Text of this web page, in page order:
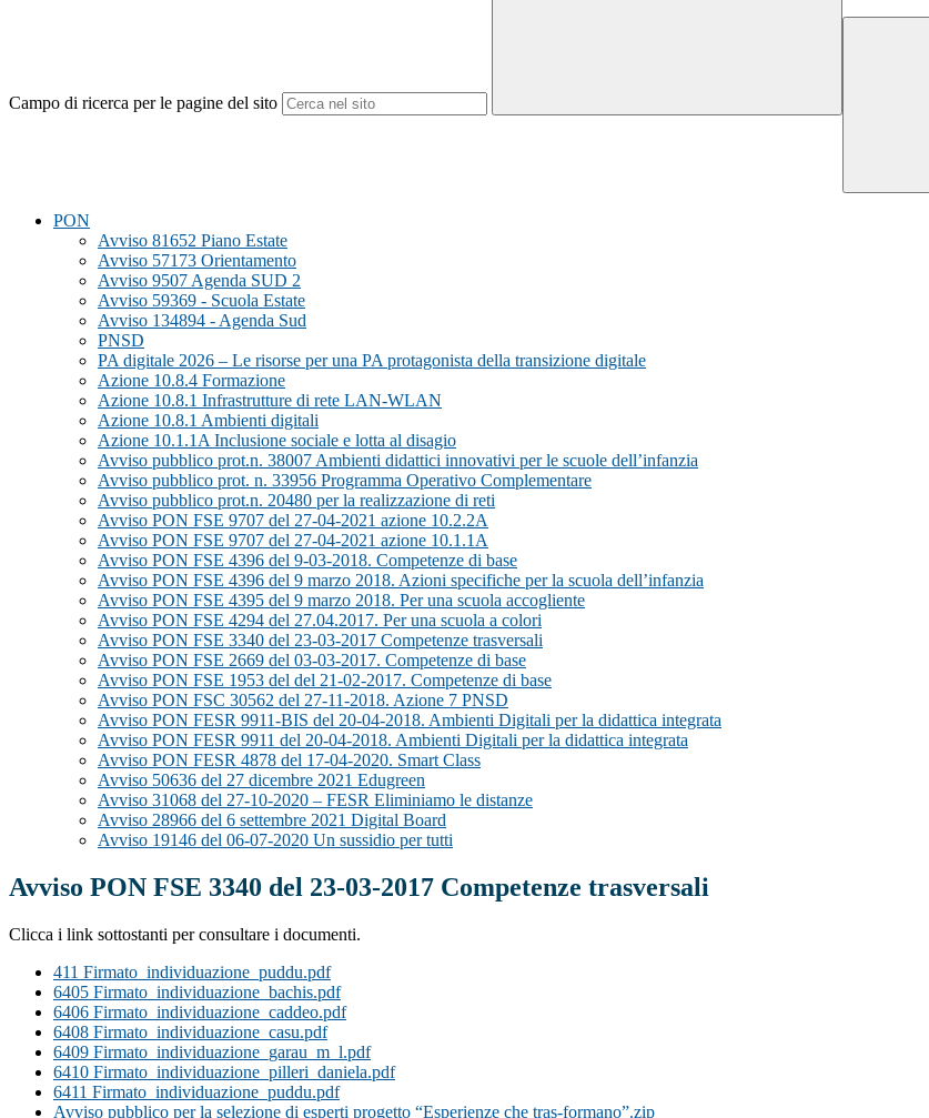
Campo di ricerca per le pagine del sito
PON
Avviso 81652 Piano Estate
Avviso 57173 Orientamento
Avviso 9507 Agenda SUD 2
Avviso 59369 - Scuola Estate
Avviso 134894 - Agenda Sud
PNSD
PA digitale 2026 – Le risorse per una PA protagonista della transizione digitale
Azione 10.8.4 Formazione
Azione 10.8.1 Infrastrutture di rete LAN-WLAN
Azione 10.8.1 Ambienti digitali
Azione 10.1.1A Inclusione sociale e lotta al disagio
Avviso pubblico prot.n. 38007 Ambienti didattici innovativi per le scuole dell’infanzia
Avviso pubblico prot. n. 33956 Programma Operativo Complementare
Avviso pubblico prot.n. 20480 per la realizzazione di reti
Avviso PON FSE 9707 del 27-04-2021 azione 10.2.2A
Avviso PON FSE 9707 del 27-04-2021 azione 10.1.1A
Avviso PON FSE 4396 del 9-03-2018. Competenze di base
Avviso PON FSE 4396 del 9 marzo 2018. Azioni specifiche per la scuola dell’infanzia
Avviso PON FSE 4395 del 9 marzo 2018. Per una scuola accogliente
Avviso PON FSE 4294 del 27.04.2017. Per una scuola a colori
Avviso PON FSE 3340 del 23-03-2017 Competenze trasversali
Avviso PON FSE 2669 del 03-03-2017. Competenze di base
Avviso PON FSE 1953 del del 21-02-2017. Competenze di base
Avviso PON FSC 30562 del 27-11-2018. Azione 7 PNSD
Avviso PON FESR 9911-BIS del 20-04-2018. Ambienti Digitali per la didattica integrata
Avviso PON FESR 9911 del 20-04-2018. Ambienti Digitali per la didattica integrata
Avviso PON FESR 4878 del 17-04-2020. Smart Class
Avviso 50636 del 27 dicembre 2021 Edugreen
Avviso 31068 del 27-10-2020 – FESR Eliminiamo le distanze
Avviso 28966 del 6 settembre 2021 Digital Board
Avviso 19146 del 06-07-2020 Un sussidio per tutti
Avviso PON FSE 3340 del 23-03-2017 Competenze trasversali
Clicca i link sottostanti per consultare i documenti.
411 Firmato_individuazione_puddu.pdf
6405 Firmato_individuazione_bachis.pdf
6406 Firmato_individuazione_caddeo.pdf
6408 Firmato_individuazione_casu.pdf
6409 Firmato_individuazione_garau_m_l.pdf
6410 Firmato_individuazione_pilleri_daniela.pdf
6411 Firmato_individuazione_puddu.pdf
Avviso pubblico per la selezione di esperti progetto “Esperienze che tras-formano”.zip